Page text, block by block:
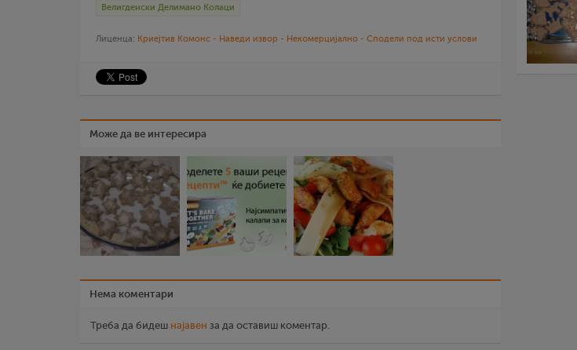
Велигденски Делимано Колаци
Лиценца: Криејтив Комонс - Наведи извор - Некомерцијално - Сподели под исти услови
Може да ве интересира
Нема коментари
Треба да бидеш најавен за да оставиш коментар.